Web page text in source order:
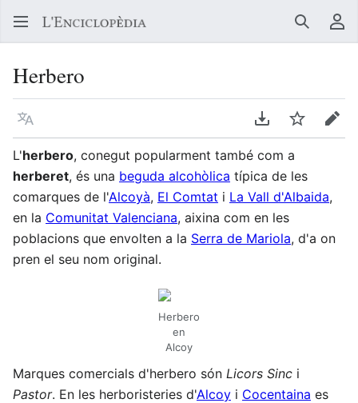
Buscar
Herbero
Llegir en un atre idioma Descarregar en
Vigilar
L'herbero, conegut popularment també com a
herberet, és una beguda alcohòlica típica de les
comarques de l'Alcoyà, El Comtat i La Vall d'Albaida,
en la Comunitat Valenciana, aixina com en les
poblacions que envolten a la Serra de Mariola, d'a on
pren el seu nom original.
Herbero
en
Alcoy
Marques comercials d'herbero són Licors Sinc i
Pastor. En les herboristeries d'Alcoy i Cocentaina es